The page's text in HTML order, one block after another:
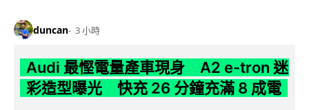
duncan 3 小時
Audi 最慳電量產車現身 A2 e-tron 迷
彩造型曝光 快充 26 分鐘充滿 8 成電